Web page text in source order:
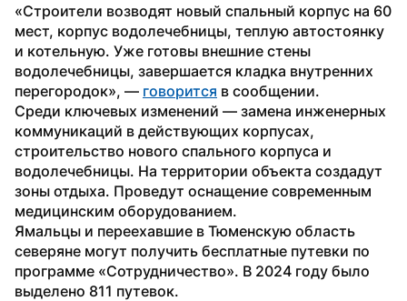
«Строители возводят новый спальный корпус на 60
мест, корпус водолечебницы, теплую автостоянку
и котельную. Уже готовы внешние стены
водолечебницы, завершается кладка внутренних
перегородок», — говорится в сообщении.
Среди ключевых изменений — замена инженерных
коммуникаций в действующих корпусах,
строительство нового спального корпуса и
водолечебницы. На территории объекта создадут
зоны отдыха. Проведут оснащение современным
медицинским оборудованием.
Ямальцы и переехавшие в Тюменскую область
северяне могут получить бесплатные путевки по
программе «Сотрудничество». В 2024 году было
выделено 811 путевок.